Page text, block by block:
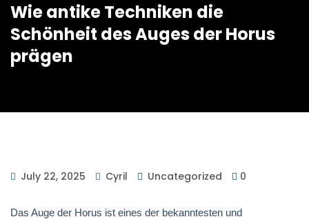
Wie antike Techniken die
Schönheit des Auges der Horus
prägen
July 22, 2025 Cyril Uncategorized 0
Das Auge der Horus ist eines der bekanntesten und